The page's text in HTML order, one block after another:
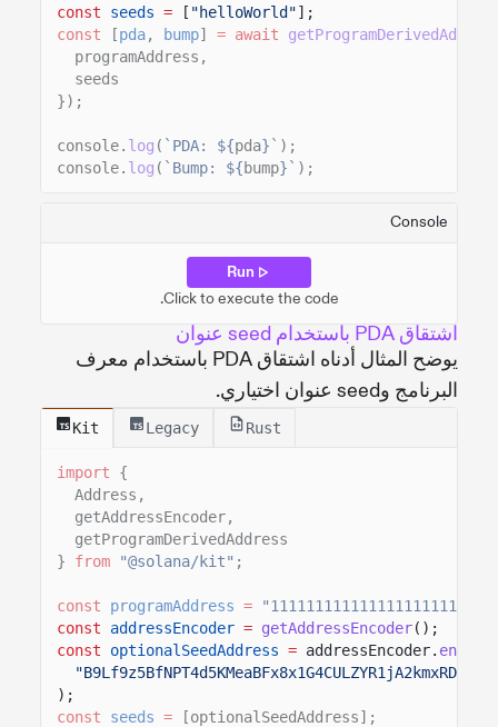
const
seeds = [ "helloWorld"];
const
[pda, bump] = await
programAddress,
seeds
});
console. log ( `PDA: ${pda}` );
console. log ( `Bump: ${bump}` );
Console
Run
Click to execute the code.
اشتقاق PDA باستخدام seed عنوان
يوضح المثال أدناه اشتقاق PDA باستخدام معرف
البرنامج وseed عنوان اختياري.
Kit Legacy Rust
import
{
Address,
getAddressEncoder,
getProgramDerivedAddress
}
from "@solana/kit" ;
const programAddress =
const
addressEncoder = getAddressEncoder();
const
optionalSeedAddress = addressEncoder. encode
"B9Lf9z5BfNPT4d5KMeaBFx8x1G4CULZYR1jA2kmxRDka"
);
const
seeds =
[optionalSeedAddress];